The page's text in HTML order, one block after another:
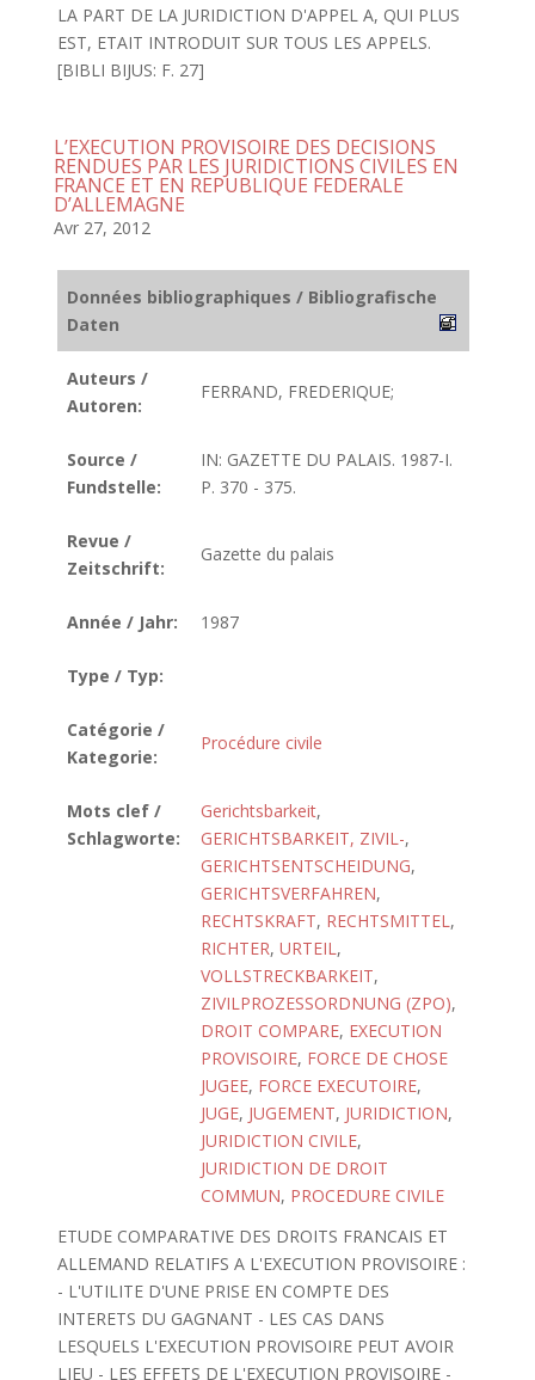
LA PART DE LA JURIDICTION D'APPEL A, QUI PLUS
EST, ETAIT INTRODUIT SUR TOUS LES APPELS.
[BIBLI BIJUS: F. 27]
L’EXECUTION PROVISOIRE DES DECISIONS
RENDUES PAR LES JURIDICTIONS CIVILES EN
FRANCE ET EN REPUBLIQUE FEDERALE
D’ALLEMAGNE
Avr 27, 2012
Données bibliographiques / Bibliografische
Daten
Auteurs /
Autoren:
FERRAND, FREDERIQUE;
Source /
Fundstelle:
IN: GAZETTE DU PALAIS. 1987-I.
P. 370 - 375.
Revue /
Zeitschrift:
Gazette du palais
Année / Jahr: 1987
Type / Typ:
Catégorie /
Kategorie:
Procédure civile
Mots clef /
Schlagworte:
Gerichtsbarkeit,
GERICHTSBARKEIT, ZIVIL-,
GERICHTSENTSCHEIDUNG,
GERICHTSVERFAHREN,
RECHTSKRAFT, RECHTSMITTEL,
RICHTER, URTEIL,
VOLLSTRECKBARKEIT,
ZIVILPROZESSORDNUNG (ZPO),
DROIT COMPARE, EXECUTION
PROVISOIRE, FORCE DE CHOSE
JUGEE, FORCE EXECUTOIRE,
JUGE, JUGEMENT, JURIDICTION,
JURIDICTION CIVILE,
JURIDICTION DE DROIT
COMMUN, PROCEDURE CIVILE
ETUDE COMPARATIVE DES DROITS FRANCAIS ET
ALLEMAND RELATIFS A L'EXECUTION PROVISOIRE :
- L'UTILITE D'UNE PRISE EN COMPTE DES
INTERETS DU GAGNANT - LES CAS DANS
LESQUELS L'EXECUTION PROVISOIRE PEUT AVOIR
LIEU - LES EFFETS DE L'EXECUTION PROVISOIRE -